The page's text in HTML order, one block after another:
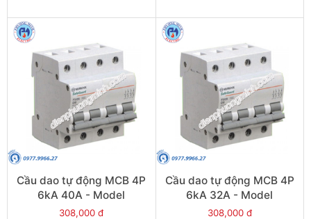
Cầu dao tự động MCB 4P
6kA 40A - Model
PS45S/C4040
308,000 đ
Cầu dao tự động MCB 4P
6kA 32A - Model
PS45S/C4032
308,000 đ